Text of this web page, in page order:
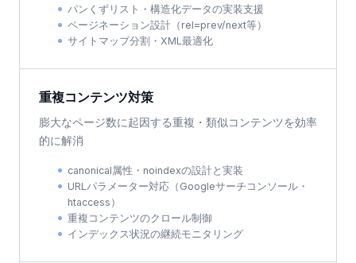
パンくずリスト・構造化データの実装支援
ページネーション設計（rel=prev/next等）
サイトマップ分割・XML最適化
重複コンテンツ対策
膨大なページ数に起因する重複・類似コンテンツを効率
的に解消
canonical属性・noindexの設計と実装
URLパラメーター対応（Googleサーチコンソール・
htaccess）
重複コンテンツのクロール制御
インデックス状況の継続モニタリング